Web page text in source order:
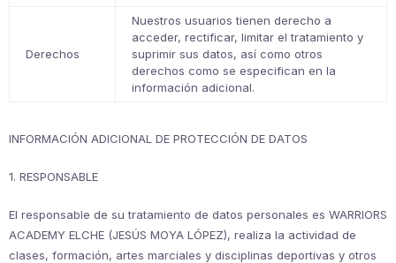
Derechos
Nuestros usuarios tienen derecho a
acceder, rectificar, limitar el tratamiento y
suprimir sus datos, así como otros
derechos como se especifican en la
información adicional.
INFORMACIÓN ADICIONAL DE PROTECCIÓN DE DATOS
1. RESPONSABLE
El responsable de su tratamiento de datos personales es WARRIORS
ACADEMY ELCHE (JESÚS MOYA LÓPEZ), realiza la actividad de
clases, formación, artes marciales y disciplinas deportivas y otros